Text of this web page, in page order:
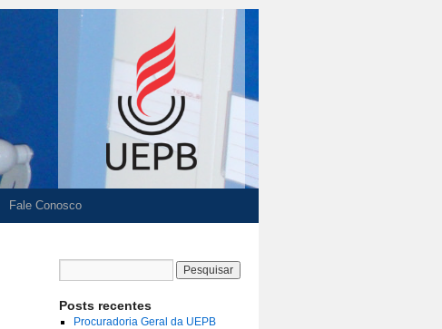
Fale Conosco
Posts recentes
Procuradoria Geral da UEPB